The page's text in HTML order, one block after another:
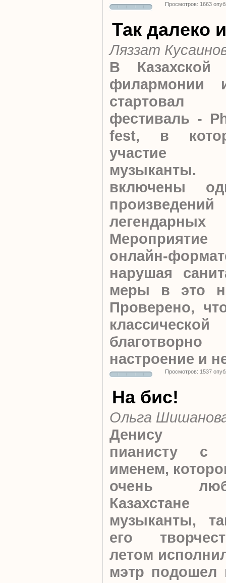
Просмотров: 1663
Так далеко
Ляззат
В Казахской
филармонии
фестиваль -
fest, в
участие
включены
онлайн-
нарушая
меры в это
Проверено,
настроение и
Просмотров: 1537
На бис!
Ольга
Денису
пианисту с
именем,
очень
музыканты,
его
летом
мэтр подошел